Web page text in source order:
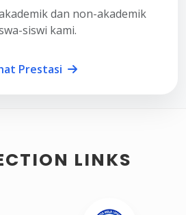
dan non-akademik
siswi kami.
Prestasi
LINKS